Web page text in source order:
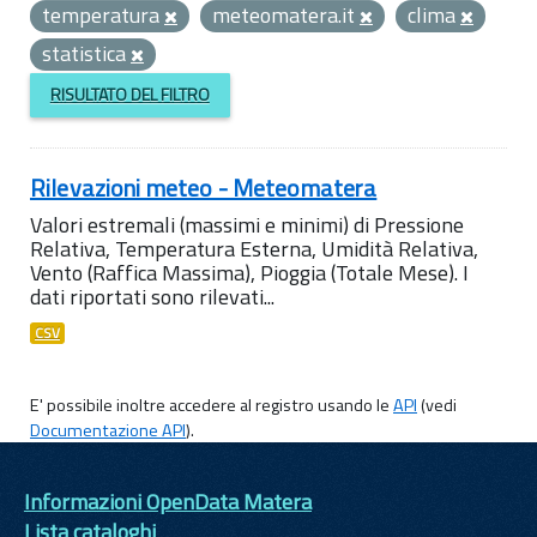
temperatura
meteomatera.it
clima
statistica
RISULTATO DEL FILTRO
Rilevazioni meteo - Meteomatera
Valori estremali (massimi e minimi) di Pressione
Relativa, Temperatura Esterna, Umidità Relativa,
Vento (Raffica Massima), Pioggia (Totale Mese). I
dati riportati sono rilevati...
CSV
E' possibile inoltre accedere al registro usando leAPI(vedi
Documentazione API).
Informazioni OpenData Matera